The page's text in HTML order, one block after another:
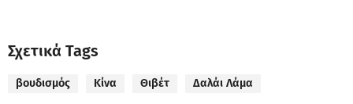
Σχετικά Tags
βουδισμός Κίνα Θιβέτ Δαλάι Λάμα